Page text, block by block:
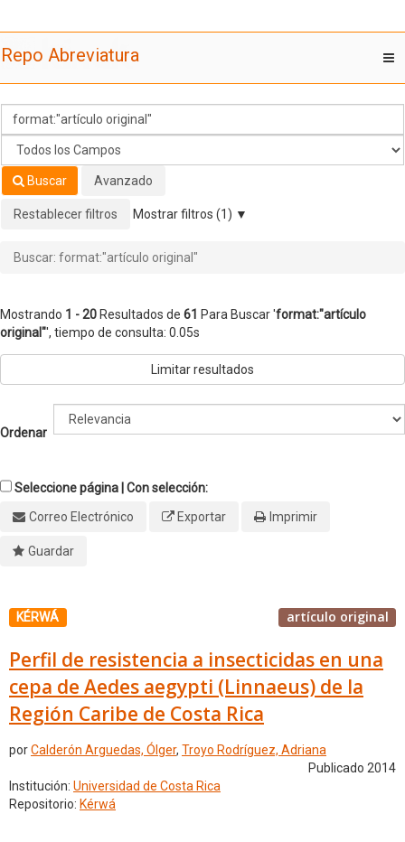
original" '
Repo Abreviatura
Buscar Avanzado
Restablecer filtros Mostrar filtros (1)
Buscar: format:"artículo original"
Mostrando 1 - 20 Resultados de 61 Para Buscar 'format:"artículo
original"', tiempo de consulta: 0.05s
Limitar resultados
Ordenar
Seleccione página | Con selección:
Correo Electrónico
Exportar Imprimir
Guardar
KÉRWÁ artículo original
Perfil de resistencia a insecticidas en una
cepa de Aedes aegypti (Linnaeus) de la
Región Caribe de Costa Rica
porCalderón Arguedas, Ólger, Troyo Rodríguez, Adriana
Publicado 2014
Institución: Universidad de Costa Rica
Repositorio: Kérwá